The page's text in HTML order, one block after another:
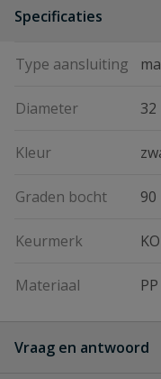
Specificaties
Type aansluiting
Diameter 32
Kleur
Graden bocht 90
Keurmerk
Materiaal PP
Vraag en antwoord